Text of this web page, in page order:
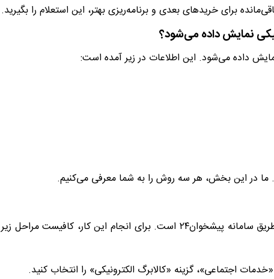
برای خریدهای بعدی و برنامه‌ریزی بهتر، این استعلام را بگیرید.
نمایش داده می‌شود؟
داده می‌شود. این اطلاعات در زیر آمده است:
ما در این بخش، هر سه روش را به شما معرفی می‌کنیم.
بهترین روش استعلام کالابرگ با کد ملی، استعلام از طریق سامانه پیشخوان۲۴ است. برای انجام این کار، کافیست مراحل زیر
اجتماعی»، گزینه «کالابرگ الکترونیکی» را انتخاب کنید.